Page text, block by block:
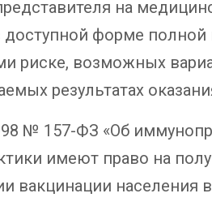
на
форме
риске, возможных
результатах
№ 157-ФЗ «Об
имеют право на
вакцинации населения